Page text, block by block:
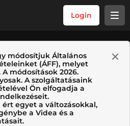
Login
módosítjuk Általános
(ÁFF), melyet
módosítások 2026.
A szolgáltatásaink
Ön elfogadja a
egyet a változásokkal,
a Videa és a